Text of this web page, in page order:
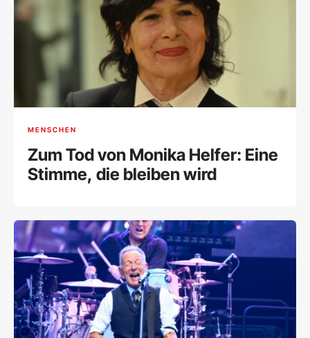
MENSCHEN
Zum Tod von Monika Helfer: Eine
Stimme, die bleiben wird